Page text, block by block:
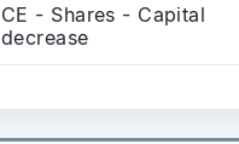
CE - Shares - Capital
decrease